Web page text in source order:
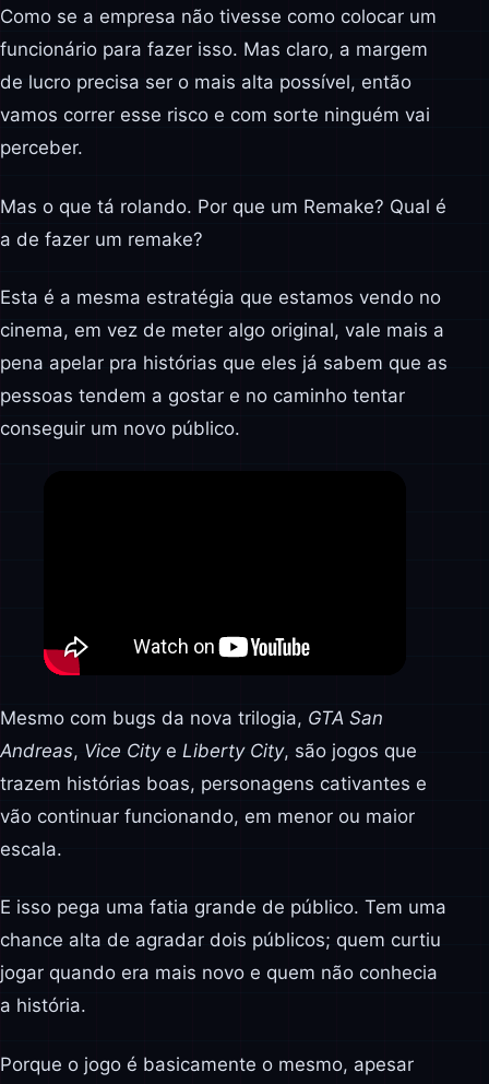
Como se a empresa não tivesse como colocar um
funcionário para fazer isso. Mas claro, a margem
de lucro precisa ser o mais alta possível, então
vamos correr esse risco e com sorte ninguém vai
perceber.
Mas o que tá rolando. Por que um Remake? Qual é
a de fazer um remake?
Esta é a mesma estratégia que estamos vendo no
cinema, em vez de meter algo original, vale mais a
pena apelar pra histórias que eles já sabem que as
pessoas tendem a gostar e no caminho tentar
conseguir um novo público.
Mesmo com bugs da nova trilogia, GTA San
Andreas, Vice Citye Liberty City, são jogos que
trazem histórias boas, personagens cativantes e
vão continuar funcionando, em menor ou maior
escala.
E isso pega uma fatia grande de público. Tem uma
chance alta de agradar dois públicos; quem curtiu
jogar quando era mais novo e quem não conhecia
a história.
Porque o jogo é basicamente o mesmo, apesar